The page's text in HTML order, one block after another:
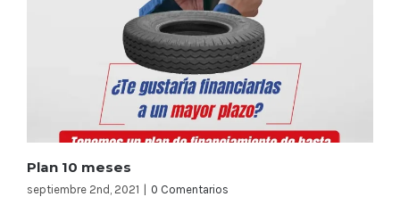
Plan 10 meses
septiembre 2nd, 2021 0 Comentarios